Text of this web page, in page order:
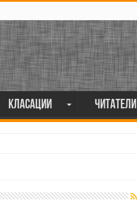
Класации Читатели